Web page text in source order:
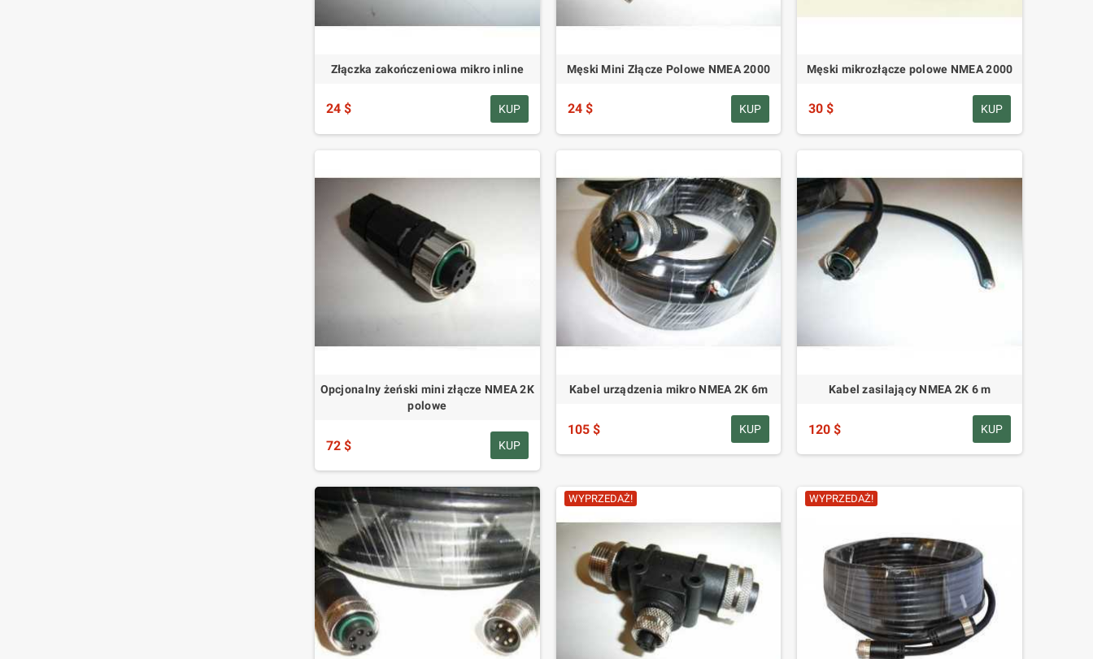
Złączka zakończeniowa mikro inline
24 $ KUP
Męski Mini Złącze Polowe NMEA 2000
24 $ KUP
Męski mikrozłącze polowe NMEA 2000
30 $ KUP
Opcjonalny żeński mini złącze NMEA 2K
polowe
72 $ KUP
Kabel urządzenia mikro NMEA 2K 6m
105 $ KUP
Kabel zasilający NMEA 2K 6 m
120 $ KUP
WYPRZEDAŻ! WYPRZEDAŻ!